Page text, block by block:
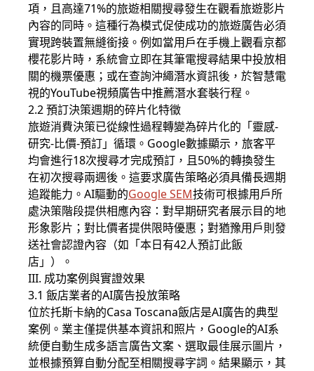
項，且高達71%的旅遊相關搜尋發生在觀看旅遊影片
內容的同時。這種行為模式促使成功的旅遊廣告必須
實現跨裝置無縫銜接。例如當用戶在手機上觀看京都
櫻花影片時，系統會立即在其筆電搜尋結果中投放相
關的機票優惠；或在查詢沖繩潛水資訊後，於智慧電
視的YouTube視頻廣告中推薦潛水套裝行程。
2.2 預訂決策週期的碎片化特徵
旅遊消費決策已從線性過程轉變為碎片化的「靈感-
研究-比價-預訂」循環。Google數據顯示，旅客平
均會進行18次搜尋才完成預訂，且50%的轉換發生
在初次搜尋兩週後。這要求廣告策略必須具備長週期
追蹤能力。AI驅動的Google SEM技術可根據用戶所
處決策階段提供相應內容：對早期研究者展示目的地
形象影片；對比價者提供限時優惠；對猶豫用戶則發
送社會認證內容（如「本日有42人預訂此飯
店」）。
III. 成功案例與實證效果
3.1 飯店業者的AI廣告投放策略
位於托斯卡納的Casa Toscana飯店是AI廣告的典型
案例。業主僅提供基本資訊和照片，Google的AI系
統便自動生成多語言廣告文案、選取最佳展示圖片，
並根據預算自動分配至相關搜尋字詞。結果顯示，其